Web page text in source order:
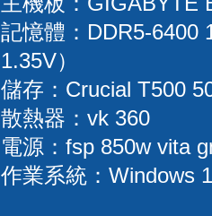
記憶體：DDR5-6400
1.35V）
儲存：Crucial T500
散熱器：vk 360
電源：fsp 850w vita
作業系統：Windows